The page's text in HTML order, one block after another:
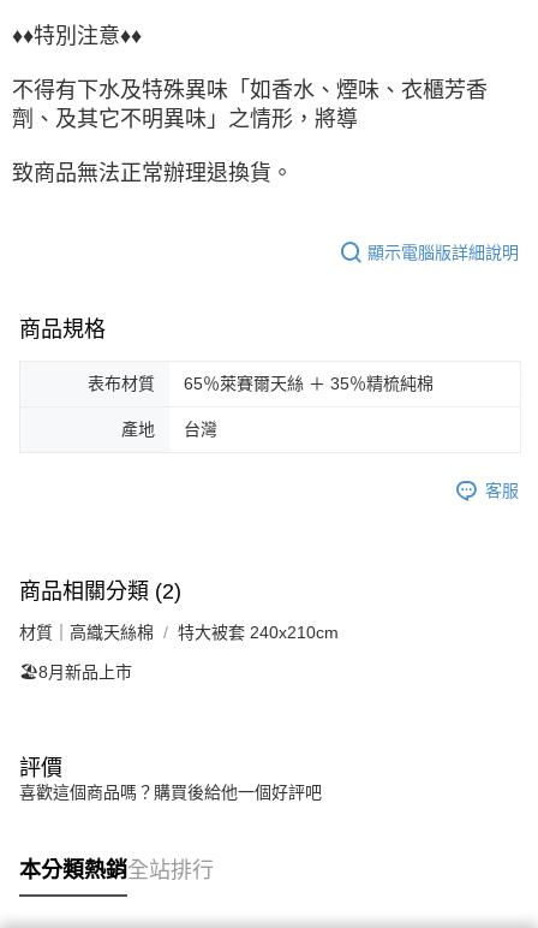
♦♦特別注意♦♦
不得有下水及特殊異味「如香水、煙味、衣櫃芳香
劑、及其它不明異味」之情形，將導
致商品無法正常辦理退換貨。
顯示電腦版詳細說明
商品規格
表布材質 65％萊賽爾天絲 ＋ 35％精梳純棉
產地 台灣
客服
商品相關分類 (2)
材質｜高織天絲棉 特大被套 240x210cm
🏖️8月新品上市
評價
喜歡這個商品嗎？購買後給他一個好評吧
本分類熱銷全站排行